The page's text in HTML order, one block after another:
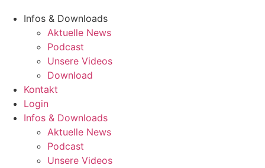
Infos & Downloads
Aktuelle News
Podcast
Unsere Videos
Download
Kontakt
Login
Infos & Downloads
Aktuelle News
Podcast
Unsere Videos